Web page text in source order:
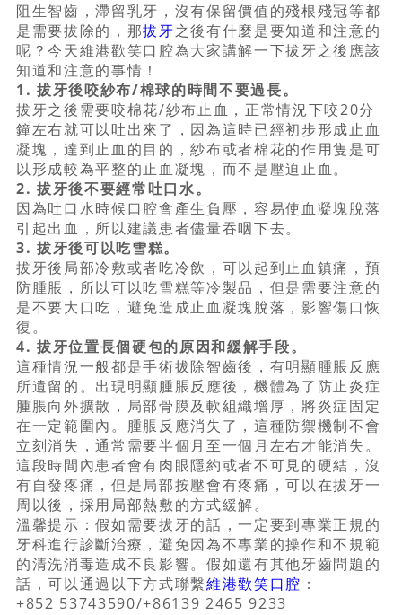
阻生智齒，滯留乳牙，沒有保留價值的殘根殘冠等都
是需要拔除的，那拔牙之後有什麼是要知道和注意的
呢？今天維港歡笑口腔為大家講解一下拔牙之後應該
知道和注意的事情！
1. 拔牙後咬紗布/棉球的時間不要過長。
拔牙之後需要咬棉花/紗布止血，正常情況下咬20分
鐘左右就可以吐出來了，因為這時已經初步形成止血
凝塊，達到止血的目的，紗布或者棉花的作用隻是可
以形成較為平整的止血凝塊，而不是壓迫止血。
2. 拔牙後不要經常吐口水。
因為吐口水時候口腔會產生負壓，容易使血凝塊脫落
引起出血，所以建議患者儘量吞咽下去。
3. 拔牙後可以吃雪糕。
拔牙後局部冷敷或者吃冷飲，可以起到止血鎮痛，預
防腫脹，所以可以吃雪糕等冷製品，但是需要注意的
是不要大口吃，避免造成止血凝塊脫落，影響傷口恢
復。
4. 拔牙位置長個硬包的原因和緩解手段。
這種情況一般都是手術拔除智齒後，有明顯腫脹反應
所遺留的。出現明顯腫脹反應後，機體為了防止炎症
腫脹向外擴散，局部骨膜及軟組織增厚，將炎症固定
在一定範圍內。腫脹反應消失了，這種防禦機制不會
立刻消失，通常需要半個月至一個月左右才能消失。
這段時間內患者會有肉眼隱約或者不可見的硬結，沒
有自發疼痛，但是局部按壓會有疼痛，可以在拔牙一
周以後，採用局部熱敷的方式緩解。
溫馨提示：假如需要拔牙的話，一定要到專業正規的
牙科進行診斷治療，避免因為不專業的操作和不規範
的清洗消毒造成不良影響。假如還有其他牙齒問題的
話，可以通過以下方式聯繫維港歡笑口腔 ：
+852 53743590/+86139 2465 9233